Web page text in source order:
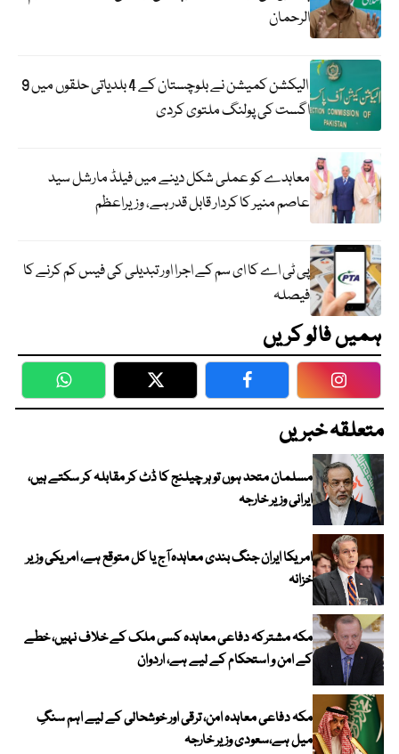
الرحمان
الیکشن کمیشن نے بلوچستان کے 4 بلدیاتی حلقوں میں 9
اگست کی پولنگ ملتوی کردی
معاہدے کو عملی شکل دینے میں فیلڈ مارشل سید
عاصم منیر کا کردار قابل قدر ہے، وزیراعظم
پی ٹی اے کا ای سم کے اجرا اور تبدیلی کی فیس کم کرنے کا
فیصلہ
ہمیں فالو کریں
WhatsApp Twitter Facebook
متعلقہ خبریں
مسلمان متحد ہوں تو ہر چیلنج کا ڈٹ کر مقابلہ کر سکتے ہیں،
ایرانی وزیر خارجہ
امریکا ایران جنگ بندی معاہدہ آج یا کل متوقع ہے، امریکی وزیر
خزانہ
مکہ مشترکہ دفاعی معاہدہ کسی ملک کے خلاف نہیں، خطے
کے امن و استحکام کے لیے ہے، اردوان
مکہ دفاعی معاہدہ امن، ترقی اور خوشحالی کے لیے اہم سنگِ
میل ہے،سعودی وزیر خارجہ